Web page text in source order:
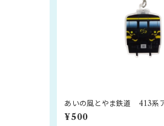
あいの風とやま鉄道 413系
ダー（とやま絵巻）
¥500